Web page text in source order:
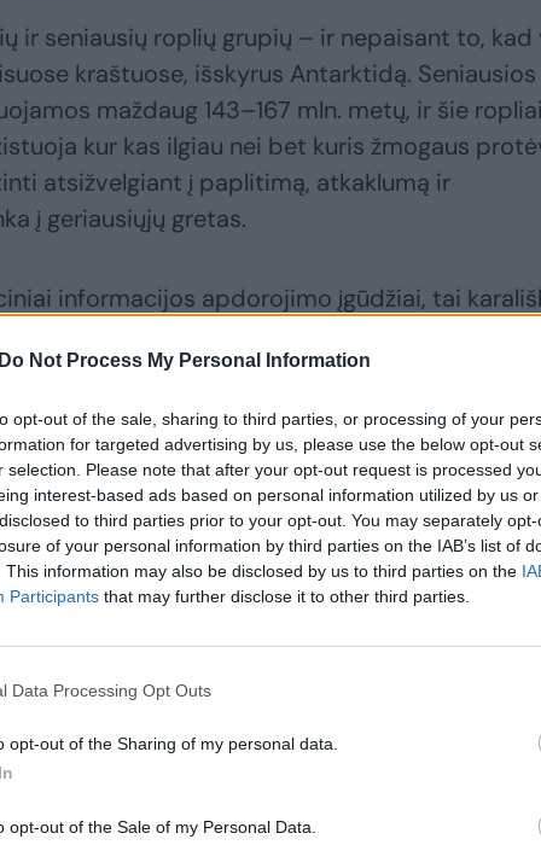
Do Not Process My Personal Information
opt-out of the sale, sharing to third parties, or processing of your
for targeted advertising by us, please use the below opt-out
selection. Please note that after your opt-out request is processed
interest-based ads based on personal information utilized by us
to third parties prior to your opt-out. You may separately
of your personal information by third parties on the IAB’s list of
This information may also be disclosed by us to third parties on the
Participants that may further disclose it to other third parties.
Data Processing Opt Outs
opt-out of the Sharing of my personal data.
opt-out of the Sale of my Personal Data.
ir seniausių roplių grupių – ir nepaisant to, kad
kraštuose, išskyrus Antarktidą. Seniausios
maždaug 143–167 mln. metų, ir šie ropliai
kur kas ilgiau nei bet kuris žmogaus
atsižvelgiant į paplitimą, atkaklumą ir
į geriausiųjų gretas.
informacijos apdorojimo įgūdžiai, tai
proto galiūnė.
kadOphiophagusgenties karališkosios kobros
), dabar paaiškėjo, kad iš tikrųjų yra
– nė viena iš jų nėra tikra kobra – nes